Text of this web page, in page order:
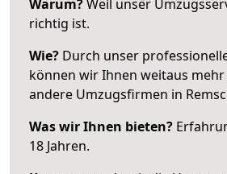
Warum?Weil unser
richtig ist.
Wie? Durch unser
können wir Ihnen weitaus
andere Umzugsfirmen in
Was wir Ihnen bieten?
18 Jahren.